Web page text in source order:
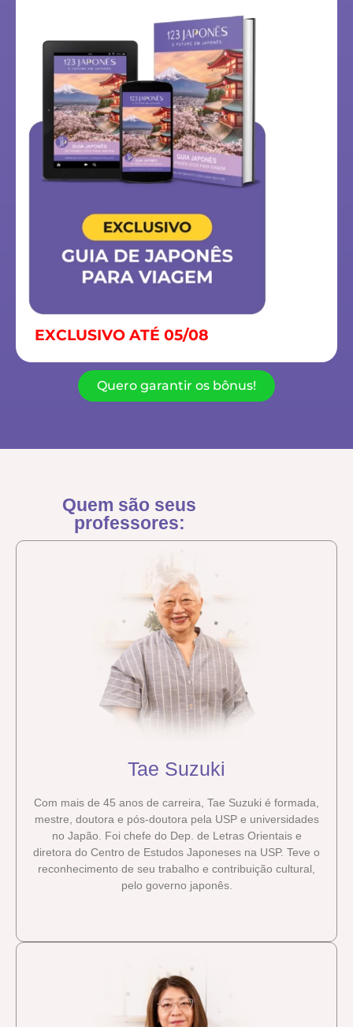
EXCLUSIVO ATÉ 05/08
Quero garantir os bônus!
Quem são seus
professores:
Tae Suzuki
Com mais de 45 anos de carreira, Tae Suzuki é formada,
mestre, doutora e pós-doutora pela USP e universidades
no Japão. Foi chefe do Dep. de Letras Orientais e
diretora do Centro de Estudos Japoneses na USP. Teve o
reconhecimento de seu trabalho e contribuição cultural,
pelo governo japonês.